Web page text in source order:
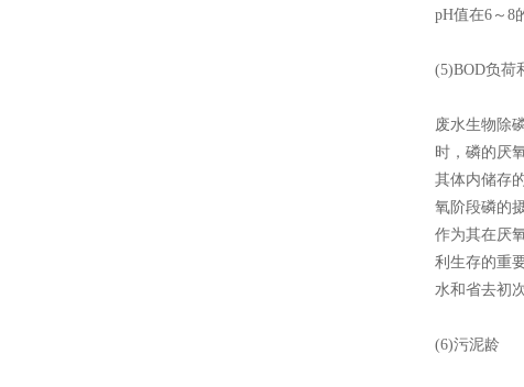
pH值在6～8
(5)BOD负荷
废水生物除
时，磷的厌
其体内储存
氧阶段磷的
作为其在厌
利生存的重
水和省去初
(6)污泥龄